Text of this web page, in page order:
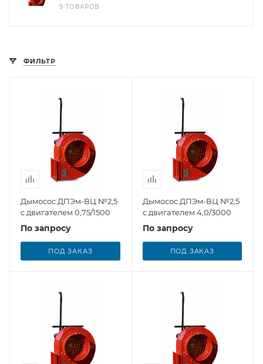
9 ТОВАРОВ
ФИЛЬТР
Дымосос ДПЭм-ВЦ №2,5
с двигателем 0,75/1500
По запросу
ПОД ЗАКАЗ
Дымосос ДПЭм-ВЦ №2,5
с двигателем 4,0/3000
По запросу
ПОД ЗАКАЗ